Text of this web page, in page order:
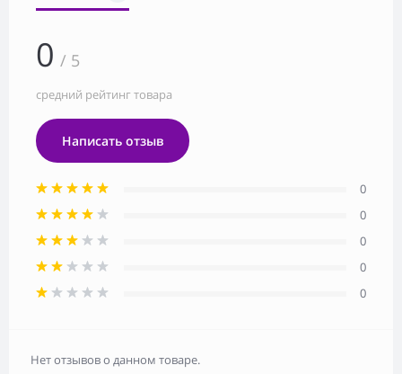
0 / 5
средний рейтинг товара
Написать отзыв
0
0
0
0
0
Нет отзывов о данном товаре.